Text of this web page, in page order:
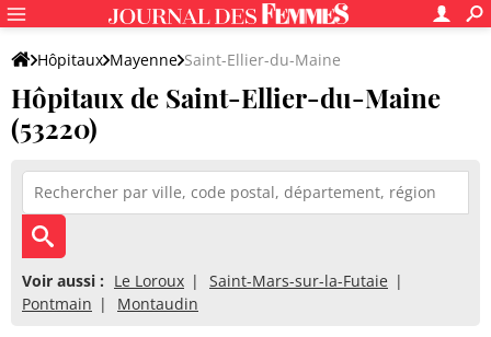
Hôpitaux Mayenne Saint-Ellier-du-Maine
Hôpitaux de Saint-Ellier-du-Maine
(53220)
Voir aussi : Le Loroux
Saint-Mars-sur-la-Futaie
Pontmain
Montaudin